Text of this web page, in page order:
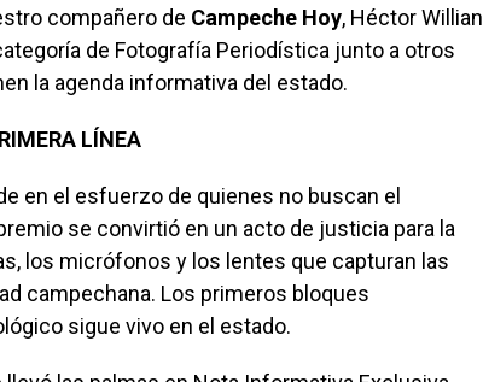
compañero de Campeche Hoy, Héctor Willian
de Fotografía Periodística junto a otros
la agenda informativa del estado.
LÍNEA
en el esfuerzo de quienes no buscan el
se convirtió en un acto de justicia para la
los micrófonos y los lentes que capturan las
campechana. Los primeros bloques
sigue vivo en el estado.